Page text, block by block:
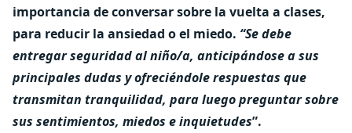
importancia de conversar sobre la vuelta a clases,
para reducir la ansiedad o el miedo. “Se debe
entregar seguridad al niño/a, anticipándose a sus
principales dudas y ofreciéndole respuestas que
transmitan tranquilidad, para luego preguntar sobre
sus sentimientos, miedos e inquietudes”.